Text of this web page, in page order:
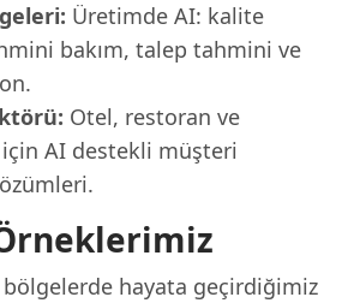
Üretimde AI: kalite
bakım, talep tahmini ve
Otel, restoran ve
AI destekli müşteri
bölgelerde hayata geçirdiğimiz